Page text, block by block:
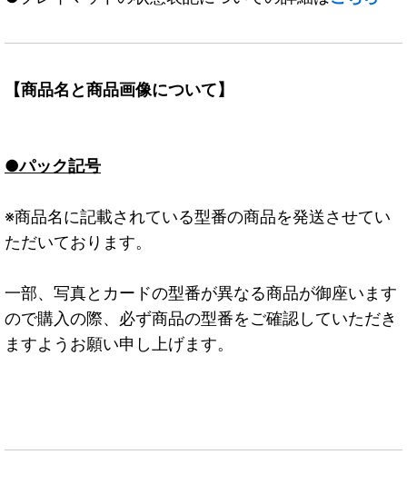
【商品名と商品画像について】
●パック記号
※商品名に記載されている型番の商品を発送させてい
ただいております。
一部、写真とカードの型番が異なる商品が御座います
ので購入の際、必ず商品の型番をご確認していただき
ますようお願い申し上げます。